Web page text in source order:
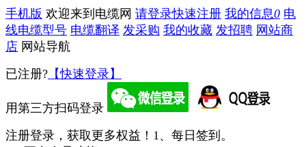
手机版 欢迎来到电缆网 请登录快速注册 我的信息0 电
线电缆型号 电缆翻译 发采购 我的收藏 发招聘 网站商
店 网站导航
已注册? 【快速登录】
用第三方扫码登录
注册登录，获取更多权益！ 1、每日签到。